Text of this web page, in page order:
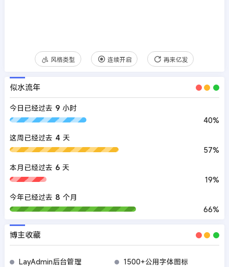
风格类型 连续开启 再来亿发
似水流年
今日已经过去 9 小时
40%
这周已经过去 4 天
57%
本月已经过去 6 天
19%
今年已经过去 8 个月
66%
博主收藏
LayAdmin后台管理 1500+公用字体图标